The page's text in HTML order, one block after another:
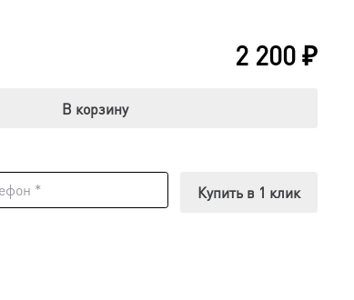
2 200₽
В корзину
Купить в 1 клик